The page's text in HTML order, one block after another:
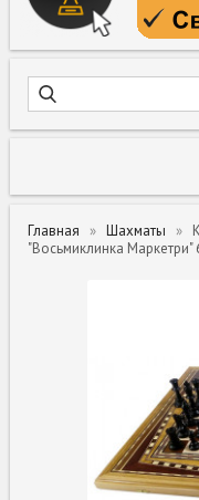
Главная Шахматы
"Восьмиклинка Маркетри"